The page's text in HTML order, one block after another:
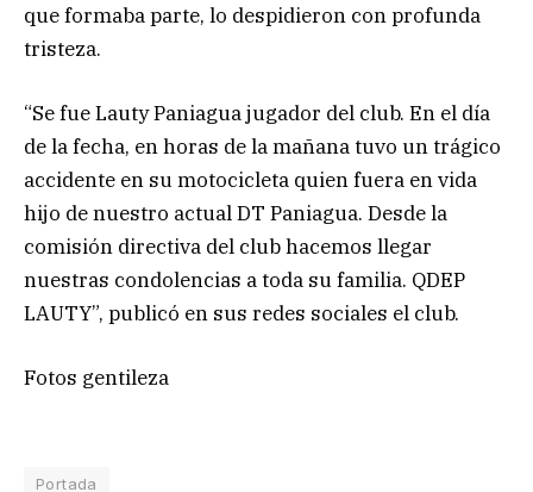
que formaba parte, lo despidieron con profunda
tristeza.
“Se fue Lauty Paniagua jugador del club. En el día
de la fecha, en horas de la mañana tuvo un trágico
accidente en su motocicleta quien fuera en vida
hijo de nuestro actual DT Paniagua. Desde la
comisión directiva del club hacemos llegar
nuestras condolencias a toda su familia. QDEP
LAUTY”, publicó en sus redes sociales el club.
Fotos gentileza
Portada